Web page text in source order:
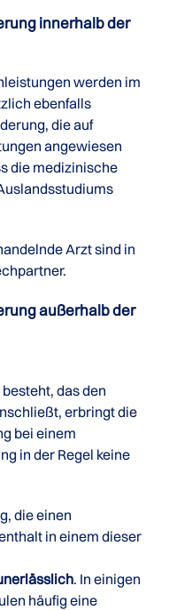
innerhalb der
werden im
ebenfalls
die auf
angewiesen
die medizinische
Arzt sind in
außerhalb der
das den
erbringt die
bei einem
in der Regel keine
die einen
in einem dieser
. In einigen
häufig eine